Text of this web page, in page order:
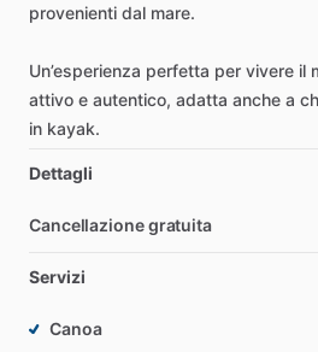
provenienti dal mare.
Un’esperienza perfetta per vivere il
attivo e autentico, adatta anche a
in kayak.
Dettagli
Cancellazione gratuita
Servizi
Canoa